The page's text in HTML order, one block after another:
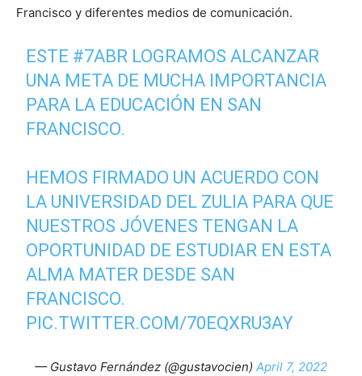
Francisco y diferentes medios de comunicación.
ESTE #7ABR LOGRAMOS ALCANZAR
UNA META DE MUCHA IMPORTANCIA
PARA LA EDUCACIÓN EN SAN
FRANCISCO.
HEMOS FIRMADO UN ACUERDO CON
LA UNIVERSIDAD DEL ZULIA PARA QUE
NUESTROS JÓVENES TENGAN LA
OPORTUNIDAD DE ESTUDIAR EN ESTA
ALMA MATER DESDE SAN
FRANCISCO.
PIC.TWITTER.COM/70EQXRU3AY
— Gustavo Fernández (@gustavocien) April 7, 2022